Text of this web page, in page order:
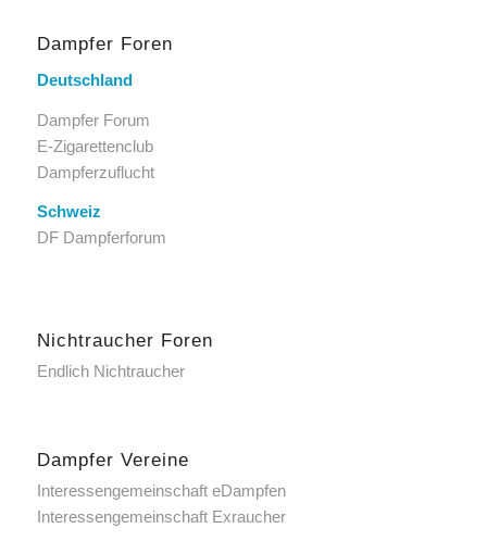
Dampfer Foren
Deutschland
Dampfer Forum
E-Zigarettenclub
Dampferzuflucht
Schweiz
DF Dampferforum
Nichtraucher Foren
Endlich Nichtraucher
Dampfer Vereine
Interessengemeinschaft eDampfen
Interessengemeinschaft Exraucher